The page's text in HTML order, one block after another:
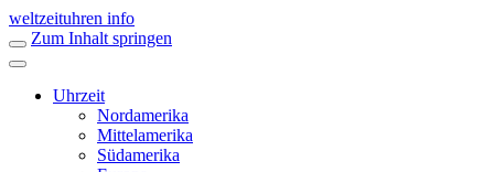
weltzeituhren info
Zum Inhalt springen
Uhrzeit
Nordamerika
Mittelamerika
Südamerika